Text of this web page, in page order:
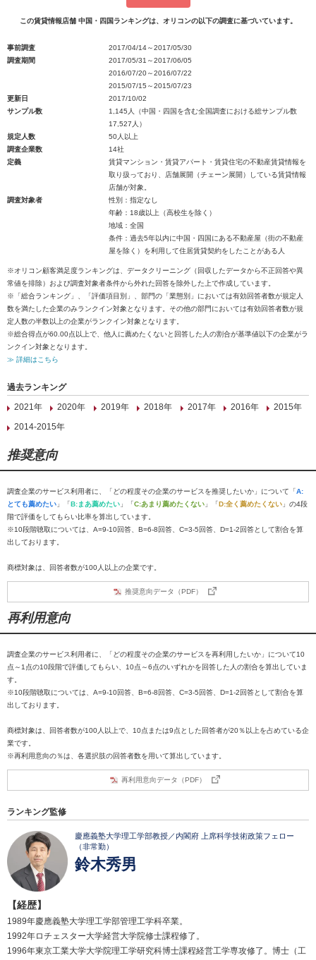
この賃貸情報店舗 中国・四国ランキングは、オリコンの以下の調査に基づいています。
事前調査
2017/04/14～2017/05/30
調査期間
2017/05/31～2017/06/05
2016/07/20～2016/07/22
2015/07/15～2015/07/23
更新日
2017/10/02
サンプル数
1,145人（中国・四国を含む全国調査における総サンプル数
17,527人）
規定人数
50人以上
調査企業数
14社
定義
賃貸マンション・賃貸アパート・賃貸住宅の不動産賃貸情報を
取り扱っており、店舗展開（チェーン展開）している賃貸情報
店舗が対象。
調査対象者
性別：指定なし
年齢：18歳以上（高校生を除く）
地域：全国
条件：過去5年以内に中国・四国にある不動産屋（街の不動産
屋を除く）を利用して住居賃貸契約をしたことがある人
※オリコン顧客満足度ランキングは、データクリーニング（回収したデータから不正回答や異
常値を排除）および調査対象者条件から外れた回答を除外した上で作成しています。
※「総合ランキング」、「評価項目別」、部門の「業態別」においては有効回答者数が規定人
数を満たした企業のみランクイン対象となります。その他の部門においては有効回答者数が規
定人数の半数以上の企業がランクイン対象となります。
※総合得点が60.00点以上で、他人に薦めたくないと回答した人の割合が基準値以下の企業がラ
ンクイン対象となります。
≫ 詳細はこちら
過去ランキング
2021年
2020年 2019年 2018年 2017年 2016年
2015年
2014-2015年
推奨意向
調査企業のサービス利用者に、「どの程度その企業のサービスを推奨したいか」について「A:
とても薦めたい 」「B:まあ薦めたい 」「C:あまり薦めたくない 」「D:全く薦めたくない 」の4段
階で評価をしてもらい比率を算出しています。
※10段階聴取については、A=9-10回答、B=6-8回答、C=3-5回答、D=1-2回答として割合を算
出しております。
商標対象は、回答者数が100人以上の企業です。
推奨意向データ（PDF）
再利用意向
調査企業のサービス利用者に、「どの程度その企業のサービスを再利用したいか」について10
点～1点の10段階で評価してもらい、10点～6点のいずれかを回答した人の割合を算出していま
す。
※10段階聴取については、A=9-10回答、B=6-8回答、C=3-5回答、D=1-2回答として割合を算
出しております。
商標対象は、回答者数が100人以上で、10点または9点とした回答者が20％以上を占めている企
業です。
※再利用意向の％は、各選択肢の回答者数を用いて算出しています。
再利用意向データ（PDF）
ランキング監修
慶應義塾大学理工学部教授／内閣府 上席科学技術政策フェロー
（非常勤）
鈴木秀男
【経歴】
1989年慶應義塾大学理工学部管理工学科卒業。
1992年ロチェスター大学経営大学院修士課程修了。
1996年東京工業大学大学院理工学研究科博士課程経営工学専攻修了。博士（工